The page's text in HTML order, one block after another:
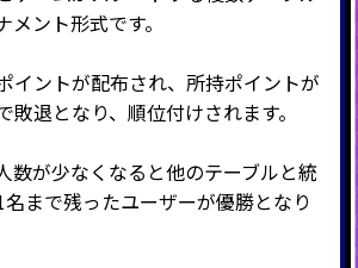
ント形式です。
イントが配布され、所持ポイントが
敗退となり、順位付けされます。
数が少なくなると他のテーブルと統
名まで残ったユーザーが優勝となり